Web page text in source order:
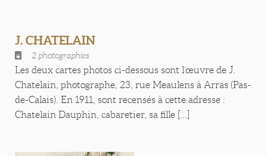
J. CHATELAIN
2 photographies
Les deux cartes photos ci-dessous sont l’œuvre de J.
Chatelain, photographe, 23, rue Meaulens à Arras (Pas-
de-Calais). En 1911, sont recensés à cette adresse :
Chatelain Dauphin, cabaretier, sa fille [...]